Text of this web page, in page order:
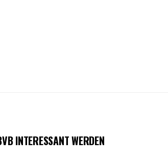
INTERESSANT WERDEN